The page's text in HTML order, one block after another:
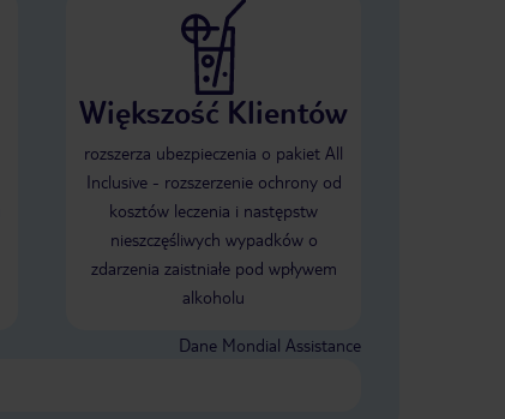
Większość Klientów
rozszerza ubezpieczenia o pakiet All
Inclusive - rozszerzenie ochrony od
kosztów leczenia i następstw
nieszczęśliwych wypadków o
zdarzenia zaistniałe pod wpływem
alkoholu
Dane Mondial Assistance